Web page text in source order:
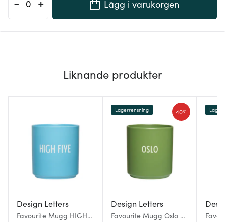
Lägg i varukorgen
Liknande produkter
Design Letters
Favourite Mugg HIGH
Design Letters
Favourite Mugg Oslo 25
40%
Lagerrensning